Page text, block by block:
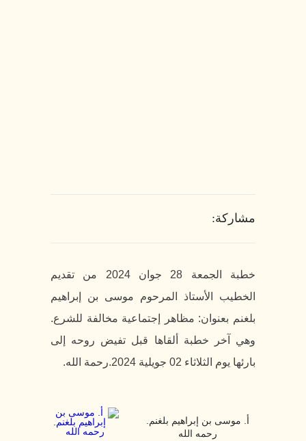
مشاركة:
خطبة الجمعة 28 جوان 2024 من تقديم
الخطيب الأستاذ المرحوم موسى بن إبراهيم
بلغنم بعنوان: مظاهر إجتماعية مخالفة للشرع.
وهي آخر خطبة ألقاها قبل تفيض روحه إلى
بارئها يوم الثلاثاء 02 جويلية 2024.رحمة الله.
أ. موسى بن إبراهيم بلغنم.
رحمه الله